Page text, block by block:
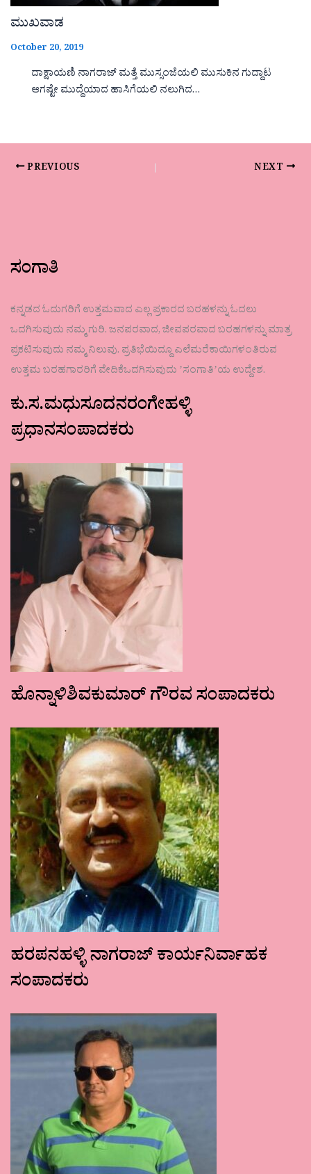
ಮುಖವಾಡ
October 20, 2019
ದಾಕ್ಷಾಯಣಿ ನಾಗರಾಜ್ ಮತ್ತೆ ಮುಸ್ಸಂಜೆಯಲಿ ಮುಸುಕಿನ ಗುದ್ದಾಟ
ಆಗಷ್ಟೇ ಮುದ್ದೆಯಾದ ಹಾಸಿಗೆಯಲಿ ನಲುಗಿದ…
PREVIOUS NEXT
ಸಂಗಾತಿ
ಕನ್ನಡದ ಓದುಗರಿಗೆ ಉತ್ತಮವಾದ ಎಲ್ಲ ಪ್ರಕಾರದ ಬರಹಳನ್ನು ಓದಲು
ಒದಗಿಸುವುದು ನಮ್ಮ ಗುರಿ. ಜನಪರವಾದ, ಜೀವಪರವಾದ ಬರಹಗಳನ್ನು ಮಾತ್ರ
ಪ್ರಕಟಿಸುವುದು ನಮ್ಮ ನಿಲುವು. ಪ್ರತಿಭೆಯಿದ್ದೂ ಎಲೆಮರೆಕಾಯಿಗಳಂತಿರುವ
ಉತ್ತಮ ಬರಹಗಾರರಿಗೆ ವೇದಿಕೆಒದಗಿಸುವುದು ʼಸಂಗಾತಿʼಯ ಉದ್ದೇಶ.
ಕು.ಸ.ಮಧುಸೂದನರಂಗೇಹಳ್ಳಿ
ಪ್ರಧಾನಸಂಪಾದಕರು
ಹೊನ್ನಾಳಿಶಿವಕುಮಾರ್ ಗೌರವ ಸಂಪಾದಕರು
ಹರಪನಹಳ್ಳಿ ನಾಗರಾಜ್ ಕಾರ್ಯನಿರ್ವಾಹಕ
ಸಂಪಾದಕರು